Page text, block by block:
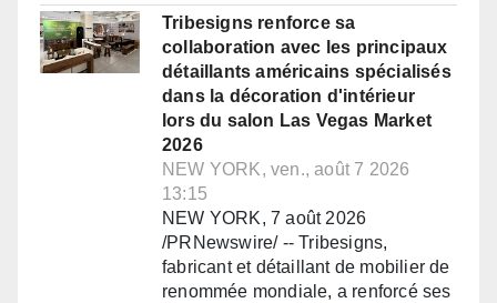
Tribesigns renforce sa
collaboration avec les principaux
détaillants américains spécialisés
dans la décoration d'intérieur
lors du salon Las Vegas Market
2026
NEW YORK, ven., août 7 2026
13:15
NEW YORK, 7 août 2026
/PRNewswire/ -- Tribesigns,
fabricant et détaillant de mobilier de
renommée mondiale, a renforcé ses